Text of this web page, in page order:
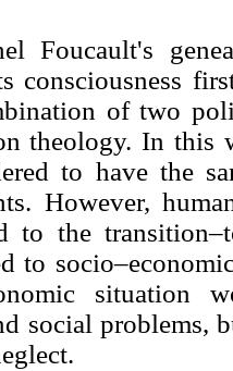
Foucault's
consciousness
of two
theology. In
to have the
However,
to the
to
situation
social problems,